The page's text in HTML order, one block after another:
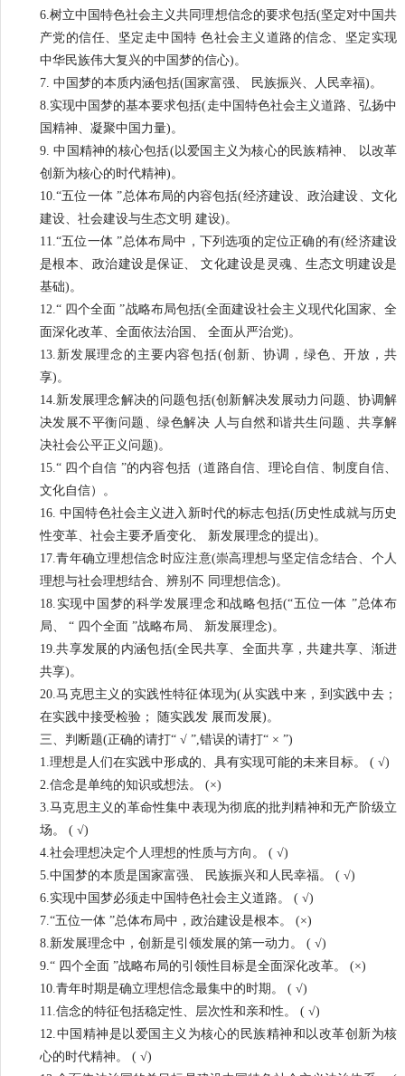
6.树立中国特色社会主义共同理想信念的要求包括(坚定对中国共
产党的信任、坚定走中国特 色社会主义道路的信念、坚定实现
中华民族伟大复兴的中国梦的信心)。
7. 中国梦的本质内涵包括(国家富强、 民族振兴、人民幸福)。
8.实现中国梦的基本要求包括(走中国特色社会主义道路、弘扬中
国精神、凝聚中国力量)。
9. 中国精神的核心包括(以爱国主义为核心的民族精神、 以改革
创新为核心的时代精神)。
10.“五位一体 ”总体布局的内容包括(经济建设、政治建设、文化
建设、社会建设与生态文明 建设)。
11.“五位一体 ”总体布局中，下列选项的定位正确的有(经济建设
是根本、政治建设是保证、 文化建设是灵魂、生态文明建设是
基础)。
12.“ 四个全面 ”战略布局包括(全面建设社会主义现代化国家、全
面深化改革、全面依法治国、 全面从严治党)。
13.新发展理念的主要内容包括(创新、协调，绿色、开放，共
享)。
14.新发展理念解决的问题包括(创新解决发展动力问题、协调解
决发展不平衡问题、绿色解决 人与自然和谐共生问题、共享解
决社会公平正义问题)。
15.“ 四个自信 ”的内容包括（道路自信、理论自信、制度自信、
文化自信）。
16. 中国特色社会主义进入新时代的标志包括(历史性成就与历史
性变革、社会主要矛盾变化、 新发展理念的提出)。
17.青年确立理想信念时应注意(崇高理想与坚定信念结合、个人
理想与社会理想结合、辨别不 同理想信念)。
18.实现中国梦的科学发展理念和战略包括(“五位一体 ”总体布
局、 “ 四个全面 ”战略布局、 新发展理念)。
19.共享发展的内涵包括(全民共享、全面共享，共建共享、渐进
共享)。
20.马克思主义的实践性特征体现为(从实践中来，到实践中去；
在实践中接受检验； 随实践发 展而发展)。
三、判断题(正确的请打“ √ ”,错误的请打“ × ”)
1.理想是人们在实践中形成的、具有实现可能的未来目标。 ( √)
2.信念是单纯的知识或想法。 (×)
3.马克思主义的革命性集中表现为彻底的批判精神和无产阶级立
场。 ( √)
4.社会理想决定个人理想的性质与方向。 ( √)
5.中国梦的本质是国家富强、 民族振兴和人民幸福。 ( √)
6.实现中国梦必须走中国特色社会主义道路。 ( √)
7.“五位一体 ”总体布局中，政治建设是根本。 (×)
8.新发展理念中，创新是引领发展的第一动力。 ( √)
9.“ 四个全面 ”战略布局的引领性目标是全面深化改革。 (×)
10.青年时期是确立理想信念最集中的时期。 ( √)
11.信念的特征包括稳定性、层次性和亲和性。 ( √)
12.中国精神是以爱国主义为核心的民族精神和以改革创新为核
心的时代精神。 ( √)